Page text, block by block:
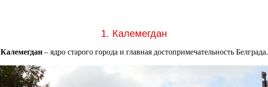
1. Калемегдан
Калемегдан– ядро старого города и главная достопримечательность Белграда.